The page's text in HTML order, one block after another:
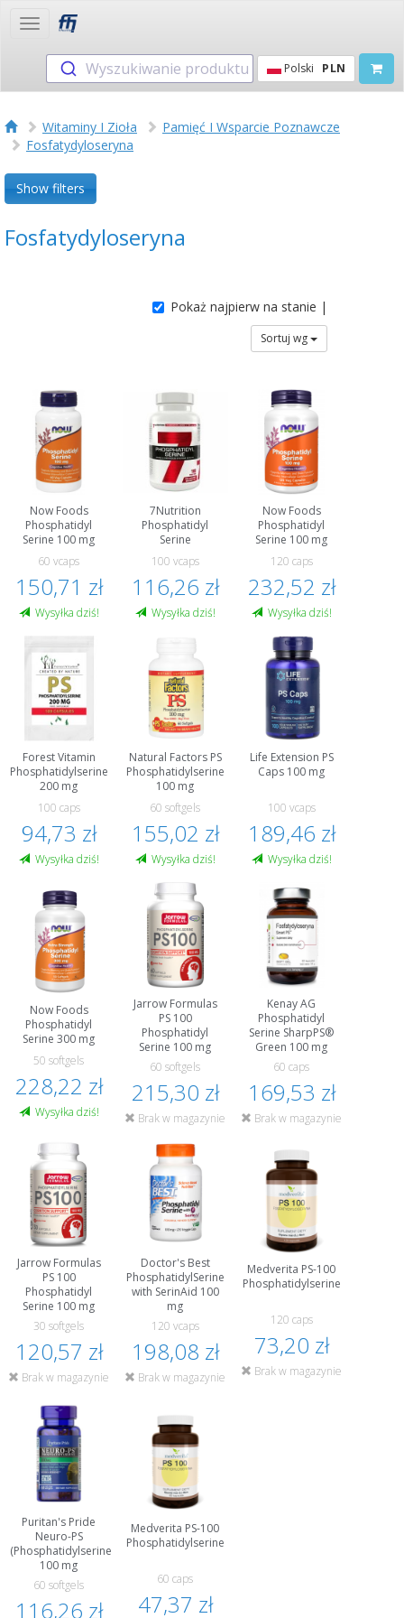
Toggle
Wyszukiwanie produktu Polski PLN
Witaminy I Zioła
Pamięć I Wsparcie Poznawcze
Fosfatydyloseryna
Show filters
Fosfatydyloseryna
Pokaż najpierw na stanie |
Sortuj wg
Now Foods
Phosphatidyl
Serine 100 mg
60 vcaps
150,71 zł
Wysyłka dziś!
7Nutrition
Phosphatidyl
Serine
100 vcaps
116,26 zł
Wysyłka dziś!
Now Foods
Phosphatidyl
Serine 100 mg
120 caps
232,52 zł
Wysyłka dziś!
Forest Vitamin
Phosphatidylserine
200 mg
100 caps
94,73 zł
Wysyłka dziś!
Natural Factors PS
Phosphatidylserine
100 mg
60 softgels
155,02 zł
Wysyłka dziś!
Life Extension PS
Caps 100 mg
100 vcaps
189,46 zł
Wysyłka dziś!
Now Foods
Phosphatidyl
Serine 300 mg
50 softgels
228,22 zł
Wysyłka dziś!
Jarrow Formulas
PS 100
Phosphatidyl
Serine 100 mg
60 softgels
215,30 zł
Brak w magazynie
Kenay AG
Phosphatidyl
Serine SharpPS®
Green 100 mg
60 caps
169,53 zł
Brak w magazynie
Jarrow Formulas
PS 100
Phosphatidyl
Serine 100 mg
30 softgels
120,57 zł
Brak w magazynie
Doctor's Best
PhosphatidylSerine
with SerinAid 100
mg
120 vcaps
198,08 zł
Brak w magazynie
Medverita PS-100
Phosphatidylserine
120 caps
73,20 zł
Brak w magazynie
Puritan's Pride
Neuro-PS
(Phosphatidylserine)
100 mg
60 softgels
116,26 zł
Medverita PS-100
Phosphatidylserine
60 caps
47,37 zł